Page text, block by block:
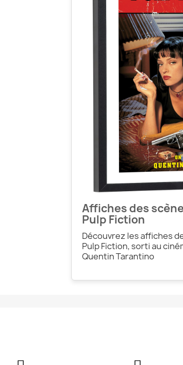
Affiches des
Pulp Fiction
Découvrez les affiches
Pulp Fiction, sorti au
Quentin Tarantino